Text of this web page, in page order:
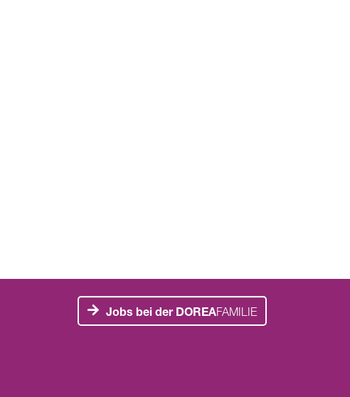
Jobs bei der DOREAFAMILIE